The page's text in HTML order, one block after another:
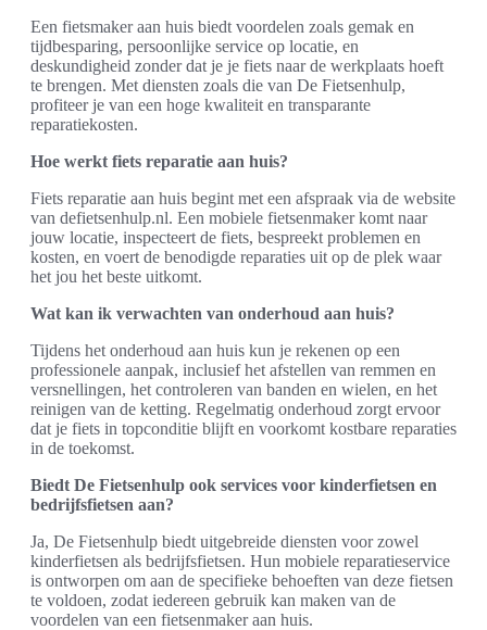
Een fietsmaker aan huis biedt voordelen zoals gemak en
tijdbesparing, persoonlijke service op locatie, en
deskundigheid zonder dat je je fiets naar de werkplaats hoeft
te brengen. Met diensten zoals die van De Fietsenhulp,
profiteer je van een hoge kwaliteit en transparante
reparatiekosten.
Hoe werkt fiets reparatie aan huis?
Fiets reparatie aan huis begint met een afspraak via de website
van defietsenhulp.nl. Een mobiele fietsenmaker komt naar
jouw locatie, inspecteert de fiets, bespreekt problemen en
kosten, en voert de benodigde reparaties uit op de plek waar
het jou het beste uitkomt.
Wat kan ik verwachten van onderhoud aan huis?
Tijdens het onderhoud aan huis kun je rekenen op een
professionele aanpak, inclusief het afstellen van remmen en
versnellingen, het controleren van banden en wielen, en het
reinigen van de ketting. Regelmatig onderhoud zorgt ervoor
dat je fiets in topconditie blijft en voorkomt kostbare reparaties
in de toekomst.
Biedt De Fietsenhulp ook services voor kinderfietsen en
bedrijfsfietsen aan?
Ja, De Fietsenhulp biedt uitgebreide diensten voor zowel
kinderfietsen als bedrijfsfietsen. Hun mobiele reparatieservice
is ontworpen om aan de specifieke behoeften van deze fietsen
te voldoen, zodat iedereen gebruik kan maken van de
voordelen van een fietsenmaker aan huis.